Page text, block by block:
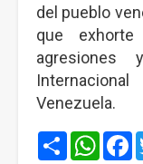
del pueblo
que
Venezuela.
Share